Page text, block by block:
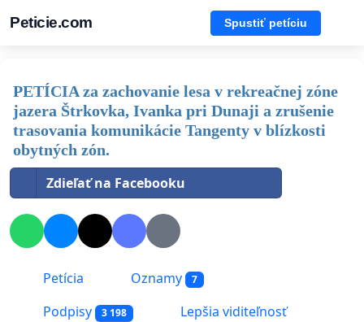
Peticie.com Spustiť petíciu
PETÍCIA za zachovanie lesa v rekreačnej zóne
jazera Štrkovka, Ivanka pri Dunaji a zrušenie
trasovania komunikácie Tangenty v blízkosti
obytných zón.
Zdieľať na Facebooku
Petícia Oznamy 7
Podpisy 3 198 Lepšia viditeľnosť